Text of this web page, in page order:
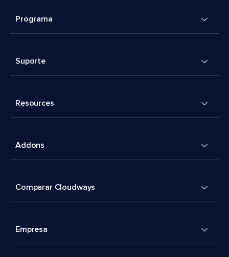
Programa
Suporte
Resources
Addons
Comparar Cloudways
Empresa